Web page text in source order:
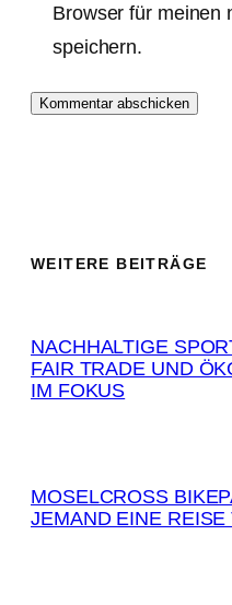
Browser für meinen
speichern.
WEITERE BEITRÄGE
NACHHALTIGE
FAIR TRADE UND
IM FOKUS
MOSELCROSS
JEMAND EINE REISE